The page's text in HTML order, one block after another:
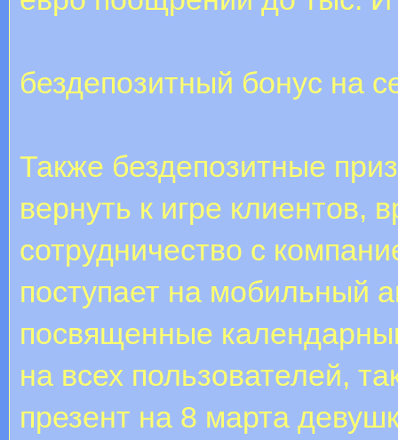
бездепозитный бонус на
Также бездепозитные
вернуть к игре клиентов,
сотрудничество с
поступает на мобильный
посвященные
на всех пользователей,
презент на 8 марта